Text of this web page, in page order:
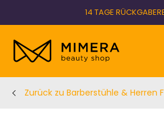
14 TAGE
Zurück zu Barberstühle & Herren